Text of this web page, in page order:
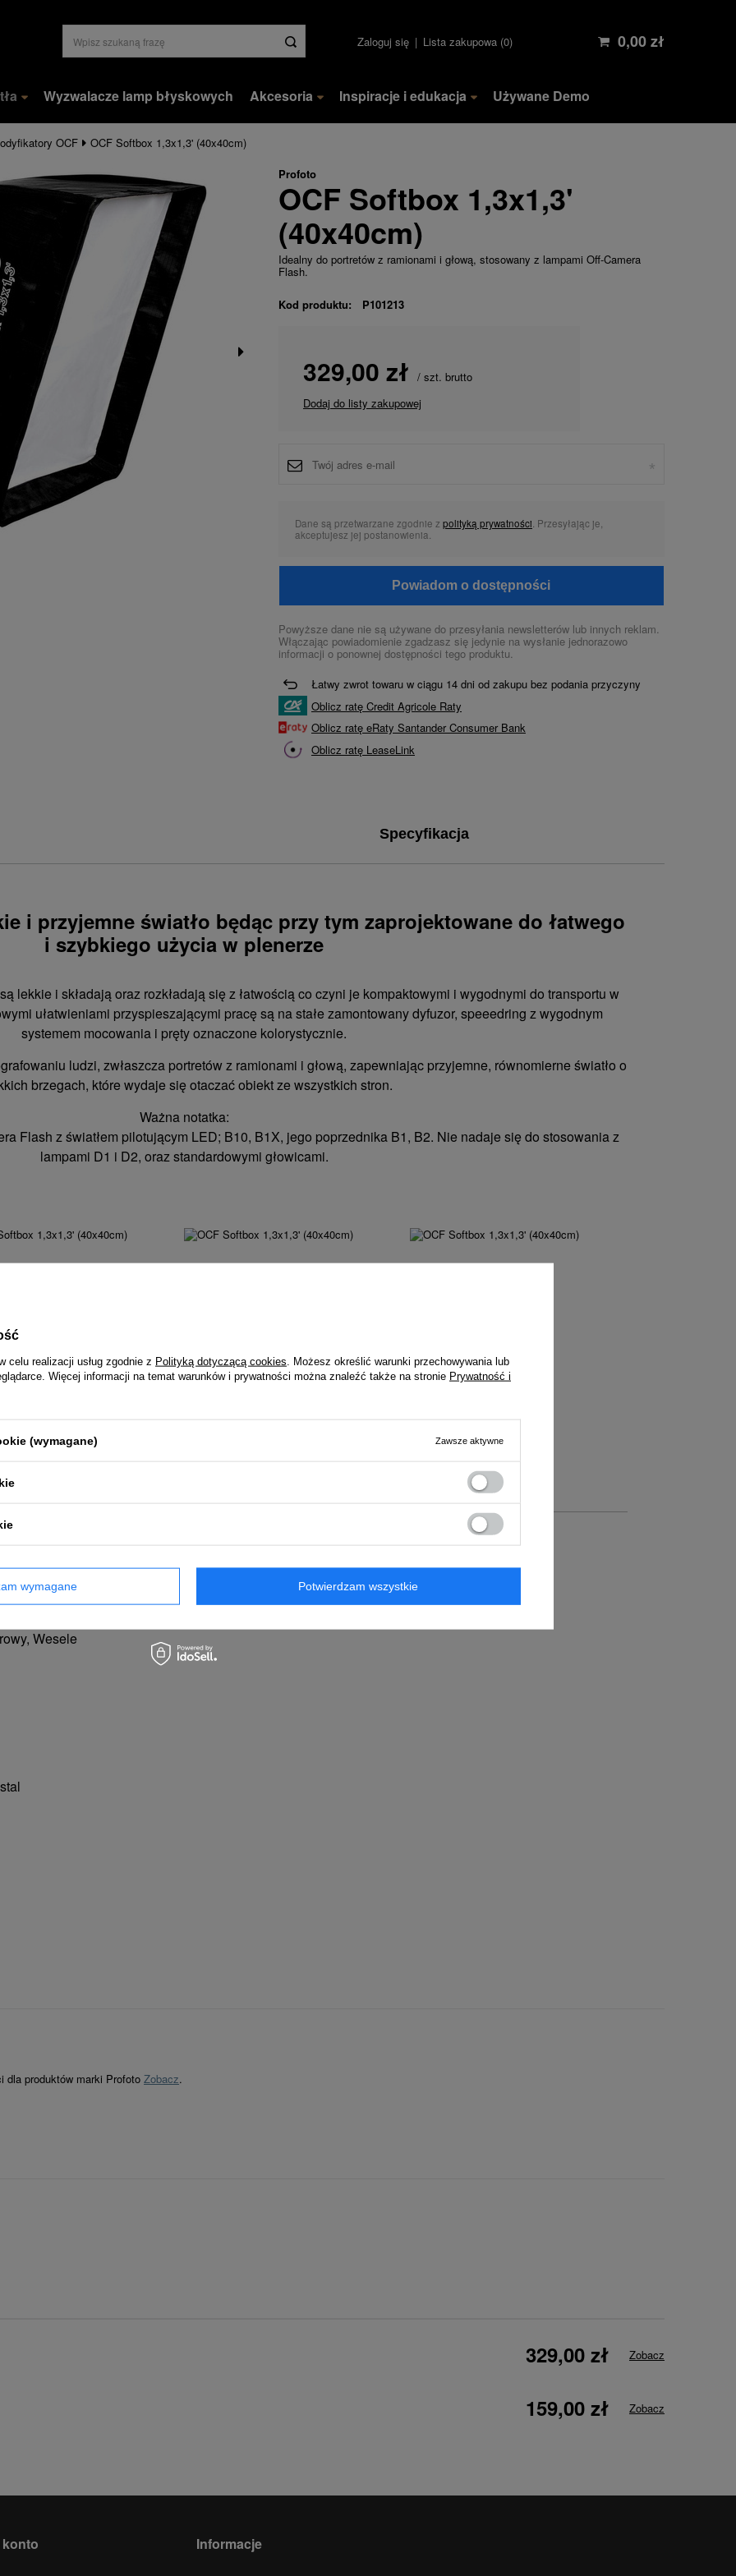
Zaloguj się Lista zakupowa 0 0,00 zł
Wyzwalacze lamp błyskowych Akcesoria Inspiracje i edukacja Używane Demo
OCF
OCF Softbox 1,3x1,3' (40x40cm)
Profoto
OCF Softbox 1,3x1,3'
(40x40cm)
Idealny do portretów z ramionami i głową, stosowany z lampami Off-Camera
Flash.
Kod produktu: P101213
329,00 zł / szt. brutto
Dodaj do listy zakupowej
Dane są przetwarzane zgodnie z polityką prywatności . Przesyłając je,
akceptujesz jej postanowienia.
Powiadom o dostępności
Powyższe dane nie są używane do przesyłania newsletterów lub innych reklam.
Włączając powiadomienie zgadzasz się jedynie na wysłanie jednorazowo
informacji o ponownej dostępności tego produktu.
Łatwy zwrot towaru w ciągu 14dni od zakupu bez podania przyczyny
Oblicz ratę Credit Agricole Raty
Oblicz ratę eRaty Santander Consumer Bank
Oblicz ratę LeaseLink
Specyfikacja
i przyjemne światło będąc przy tym zaprojektowane do łatwego
i szybkiego użycia w plenerze
lekkie i składają oraz rozkładają się z łatwością co czyni je kompaktowymi i wygodnymi do transportu w
ułatwieniami przyspieszającymi pracę są na stałe zamontowany dyfuzor, speeedring z wygodnym
systemem mocowania i pręty oznaczone kolorystycznie.
ludzi, zwłaszcza portretów z ramionami i głową, zapewniając przyjemne, równomierne światło o
brzegach, które wydaje się otaczać obiekt ze wszystkich stron.
Ważna notatka:
Flash z światłem pilotującym LED; B10, B1X, jego poprzednika B1, B2. Nie nadaje się do stosowania z
lampami D1 i D2, oraz standardowymi głowicami.
na stałe dyfuzor ułatwiają i przyspieszają rozkładanie.
(sprzedawany oddzielnie).
dla jeszcze większej precyzji kształtowania światła.
wypełniające, Światło krawędziowe
Wesele
dla produktów marki Profoto Zobacz.
329,00 zł Zobacz
159,00 zł Zobacz
konto Informacje
celu realizacji usług zgodnie z Polityką dotyczącą cookies . Możesz określić warunki przechowywania lub
Więcej informacji na temat warunków i prywatności można znaleźć także na stronie Prywatność i
(wymagane) Zawsze aktywne
wymagane Potwierdzam wszystkie